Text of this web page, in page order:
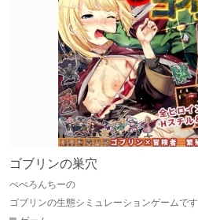
ゴブリンの巣穴
ぺぺろんちーの
ゴブリンの生態シミュレーションゲームです